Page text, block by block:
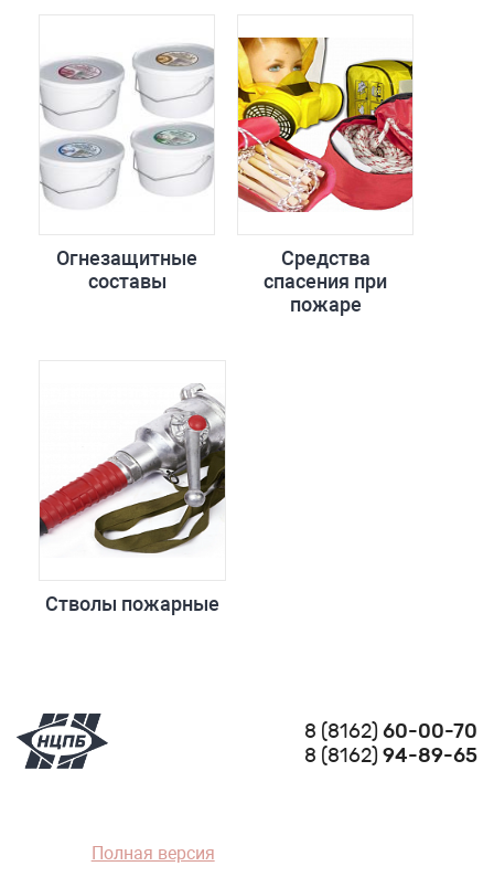
Огнезащитные
составы
Средства
спасения при
пожаре
Стволы пожарные
8 (8162)60-00-70
8 (8162)94-89-65
Полная версия